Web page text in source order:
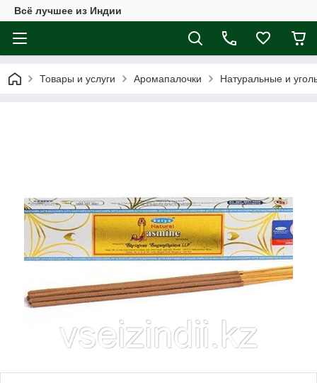
Всё лучшее из Индии
Товары и услуги Аромапалочки Натуральные и